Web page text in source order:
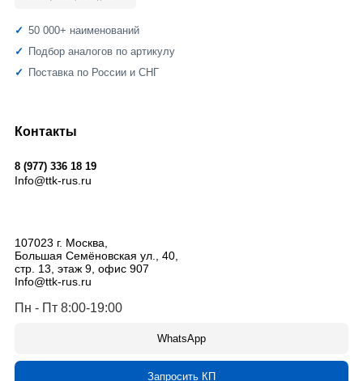
50 000+ наименований
Подбор аналогов по артикулу
Поставка по России и СНГ
Контакты
8 (977) 336 18 19
Info@ttk-rus.ru
107023 г. Москва,
Большая Семёновская ул., 40,
стр. 13, этаж 9, офис 907
Info@ttk-rus.ru
Пн - Пт 8:00-19:00
WhatsApp
Запросить КП